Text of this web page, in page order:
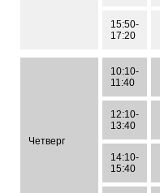
15:50-
17:20
Четверг
10:10-
11:40
12:10-
13:40
14:10-
15:40